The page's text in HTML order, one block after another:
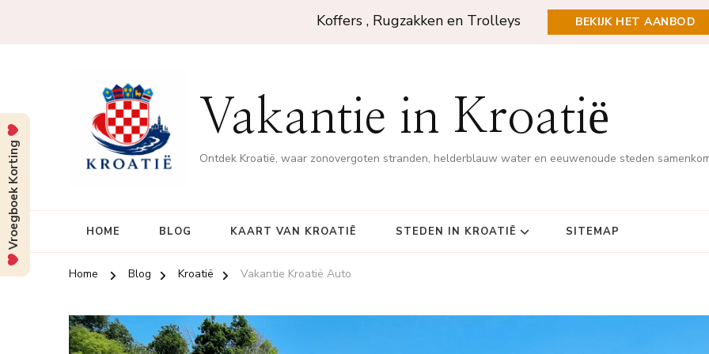
Koffers , Rugzakken en Trolleys BEKIJK HET AANBOD
Vakantie in Kroatië
Ontdek Kroatië, waar zonovergoten stranden, helderblauw water en eeuwenoude steden
HOME BLOG KAART VAN KROATIË STEDEN IN KROATIË SITEMAP
Home Blog Kroatië Vakantie Kroatië Auto
Vroegboek Korting